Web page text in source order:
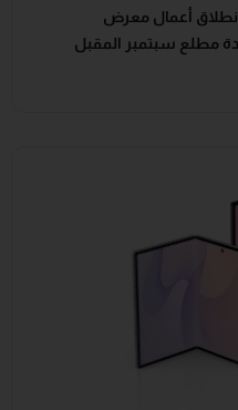
انطلاق أعمال معرض
مطلع سبتمبر المقبل